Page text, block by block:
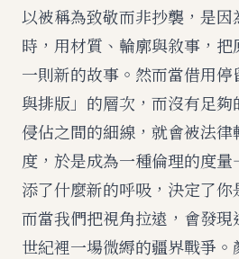
以被稱為致敬而非抄襲，是
時，用材質、輪廓與敘事，
一則新的故事。然而當借用
與排版」的層次，而沒有足
侵佔之間的細線，就會被法
度，於是成為一種倫理的度
添了什麼新的呼吸，決定了你
而當我們把視角拉遠，會發
世紀裡一場微縟的疆界戰爭